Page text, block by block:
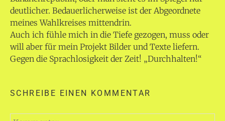
deutlicher. Bedauerlicherweise ist der Abgeordnete
meines Wahlkreises mittendrin.
Auch ich fühle mich in die Tiefe gezogen, muss oder
will aber für mein Projekt Bilder und Texte liefern.
Gegen die Sprachlosigkeit der Zeit! „Durchhalten!“
SCHREIBE EINEN KOMMENTAR